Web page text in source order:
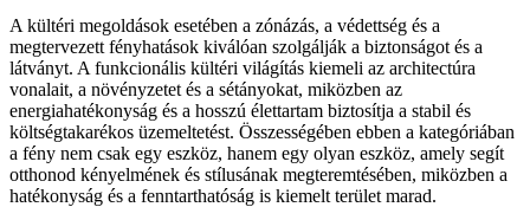
A kültéri megoldások esetében a zónázás, a védettség és a
megtervezett fényhatások kiválóan szolgálják a biztonságot és a
látványt. A funkcionális kültéri világítás kiemeli az architectúra
vonalait, a növényzetet és a sétányokat, miközben az
energiahatékonyság és a hosszú élettartam biztosítja a stabil és
költségtakarékos üzemeltetést. Összességében ebben a kategóriában
a fény nem csak egy eszköz, hanem egy olyan eszköz, amely segít
otthonod kényelmének és stílusának megteremtésében, miközben a
hatékonyság és a fenntarthatóság is kiemelt terület marad.